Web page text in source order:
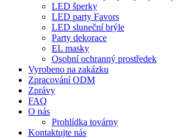
LED šperky
LED party Favors
LED sluneční brýle
Party dekorace
EL masky
Osobní ochranný prostředek
Vyrobeno na zakázku
Zpracování ODM
Zprávy
FAQ
O nás
Prohlídka továrny
Kontaktujte nás